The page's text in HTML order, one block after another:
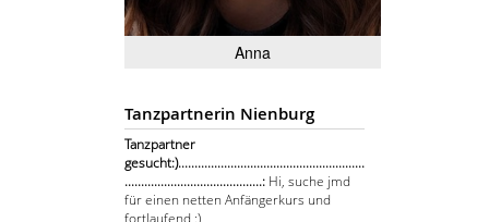
Anna
Tanzpartnerin Nienburg
Tanzpartner
gesucht:).........................................................
..........................................: Hi, suche jmd
für einen netten Anfängerkurs und